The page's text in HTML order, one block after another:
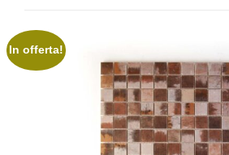
In offerta!